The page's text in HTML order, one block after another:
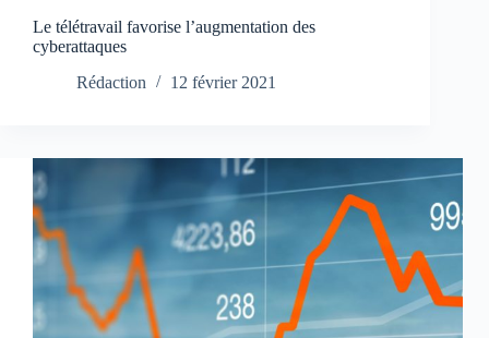
Le télétravail favorise l’augmentation des
cyberattaques
Rédaction
12 février 2021